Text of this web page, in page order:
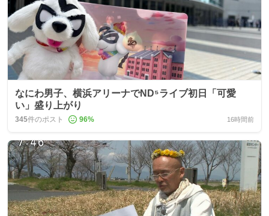
なにわ男子、横浜アリーナでND⁵ライブ初日「可愛
い」盛り上がり
345件のポスト 96% 16時間前